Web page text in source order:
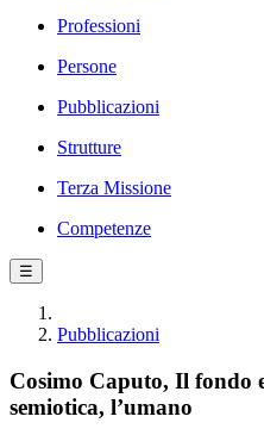
Professioni
Persone
Pubblicazioni
Strutture
Terza Missione
Competenze
☰
Pubblicazioni
Cosimo Caputo, Il fondo
semiotica, l’umano